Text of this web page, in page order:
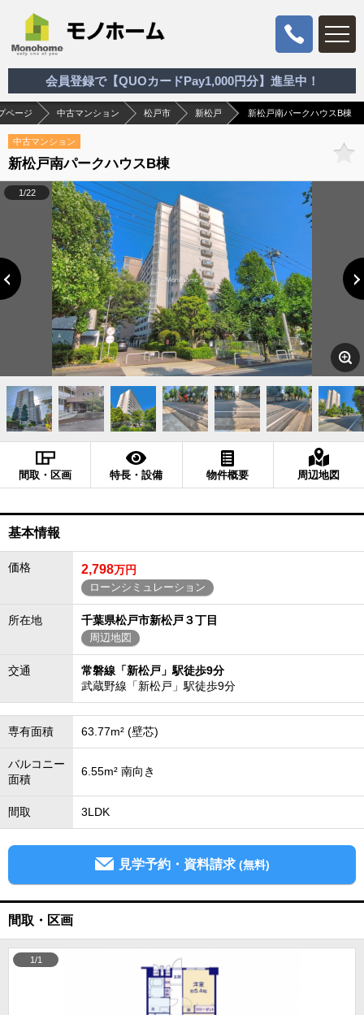
会員登録で【QUOカードPay1,000円分】進呈中！
ページ 中古マンション 松戸市 新松戸 新松戸南パークハウスB棟
中古マンション
新松戸南パークハウスB棟
1/22
間取・区画 特長・設備 物件概要 周辺地図
基本情報
価格 2,798万円
ローンシミュレーション
所在地 千葉県松戸市新松戸３丁目
周辺地図
交通
常磐線「新松戸」駅徒歩9分
武蔵野線「新松戸」駅徒歩9分
専有面積 63.77m² (壁芯)
バルコニー
面積
6.55m² 南向き
間取 3LDK
見学予約・資料請求 (無料)
間取・区画
1/1